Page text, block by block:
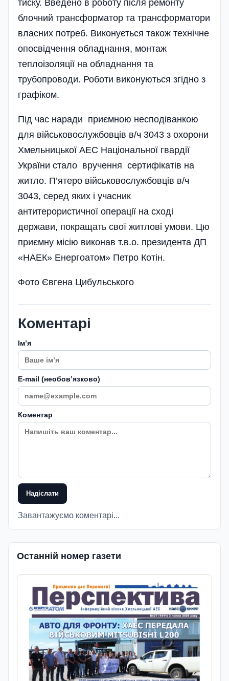
тиску. Введено в роботу після ремонту
блочний трансформатор та трансформатори
власних потреб. Виконується також технічне
опосвідчення обладнання, монтаж
теплоізоляції на обладнання та
трубопроводи. Роботи виконуються згідно з
графіком.
Під час наради приємною несподіванкою
для військовослужбовців в/ч 3043 з охорони
Хмельницької АЕС Національної гвардії
України стало вручення сертифікатів на
житло. П’ятеро військовослужбовців в/ч
3043, серед яких і учасник
антитерористичної операції на сході
держави, покращать свої житлові умови. Цю
приємну місію виконав т.в.о. президента ДП
«НАЕК» Енергоатом» Петро Котін.
Фото Євгена Цибульського
Коментарі
Імʼя
E-mail (необовʼязково)
Коментар
Надіслати
Завантажуємо коментарі...
Останній номер газети